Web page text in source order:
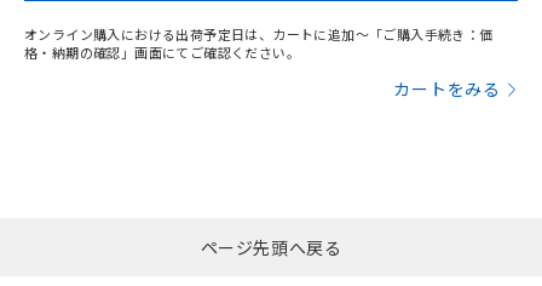
非含有品が必要な際は、弊社営業部門もしくは販売店へお
オンライン購入における出荷予定日は、カートに追加～「ご購入手続き：価
格・納期の確認」画面にてご確認ください。
カートをみる
ページ先頭へ戻る